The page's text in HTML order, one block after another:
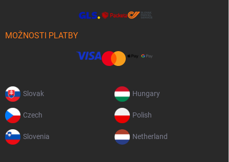
MOŽNOSTI PLATBY
Slovak Hungary
Czech Polish
Slovenia Netherland